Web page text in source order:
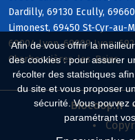
Afin de vous offrir la
des cookies : pour assurer
récolter des statistiques
du site et vous proposer
sécurité. Vous pouvez
paramétrant
Dardilly, 69130 Ecully,
Limonest, 69450 St-Cyr-au-
69004 Lyon, 69009 Lyon,
Charbonnières-les-Bains
Biocoop.fr